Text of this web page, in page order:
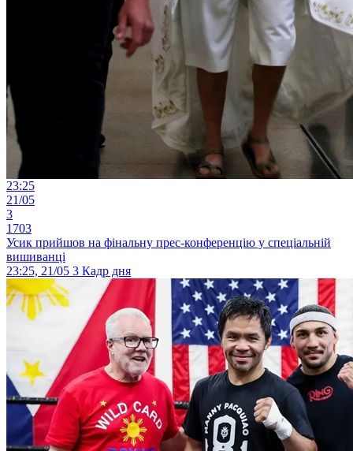
23:25
21/05
3
1703
Усик прийшов на фінальну прес-конференцію у спеціальній
вишиванці
23:25, 21/05 3 Кадр дня